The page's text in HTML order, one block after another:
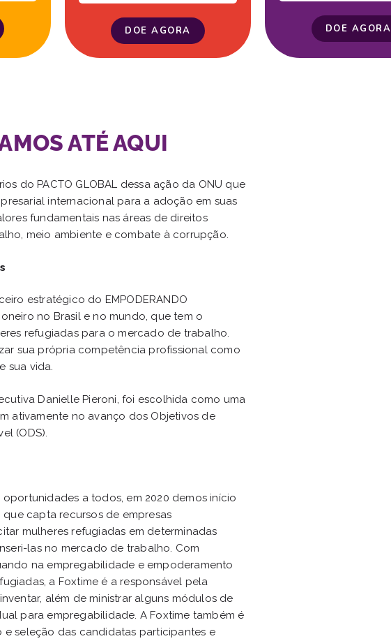
DOE AGORA DOE AGORA
ATÉ AQUI
do PACTO GLOBAL dessa ação da ONU que
internacional para a adoção em suas
fundamentais nas áreas de direitos
meio ambiente e combate à corrupção.
estratégico do EMPODERANDO
no Brasil e no mundo, que tem o
refugiadas para o mercado de trabalho.
sua própria competência profissional como
sua vida.
Danielle Pieroni, foi escolhida como uma
ativamente no avanço dos Objetivos de
(ODS).
a todos, em 2020 demos início
que capta recursos de empresas
mulheres refugiadas em determinadas
las no mercado de trabalho. Com
na empregabilidade e empoderamento
a Foxtime é a responsável pela
além de ministrar alguns módulos de
para empregabilidade. A Foxtime também é
seleção das candidatas participantes e